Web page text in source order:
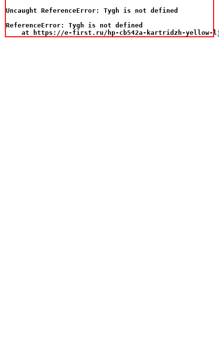
Uncaught ReferenceError: Tygh is not defined
ReferenceError: Tygh is not defined
at https://e-first.ru/hp-cb542a-kartridzh-yellow-